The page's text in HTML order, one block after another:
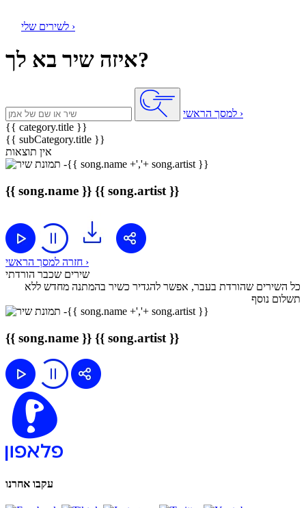
לשירים שלי ›
איזה שיר בא לך?
למסך הראשי ›
{{ category.title }}
{{ subCategory.title }}
אין תוצאות
{{ song.name }} {{ song.artist }}
חזרה למסך הראשי ›
שירים שכבר הורדתי
כל השירים שהורדת בעבר, אפשר להגדיר כשיר בהמתנה מחדש ללא
תשלום נוסף
{{ song.name }} {{ song.artist }}
עקבו אחרנו